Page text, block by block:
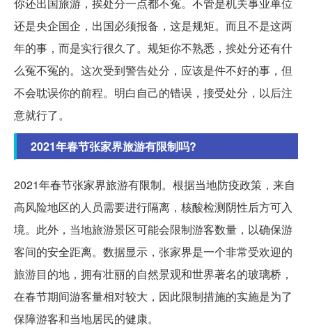
你还出国旅游，挨处分一点都不冤。不管是机关事业单位
还是央企国企，出国必须报备，这是规矩。而且不是这两
年的事，而是实行很久了。规矩你不熟悉，挨处分还有什
么冤不冤的。这次受到警告处分，应该是件不好的事，但
不会耽误你的前程。明白自己的错误，接受处分，以后注
意就行了。
2021年春节张家界旅游有限制吗?
2021年春节张家界旅游有限制。根据当地防疫政策，来自
高风险地区的人员需要进行隔离，核酸检测阴性后方可入
境。此外，当地旅游景区可能会限制游客数量，以确保游
客间的安全距离。数据显示，张家界是一个非常受欢迎的
旅游目的地，拥有壮丽的自然景观和世界著名的玻璃桥，
在春节期间游客量相对较大，因此限制措施的实施是为了
保障游客和当地居民的健康。